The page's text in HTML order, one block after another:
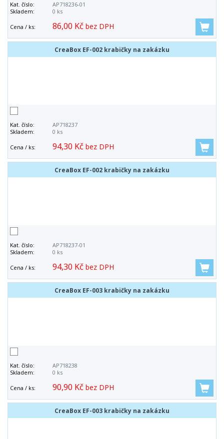
Kat. číslo:
AP718236-01
Skladem:
0 ks
Cena / ks: 86,00 Kč bez DPH
CreaBox EF-002 krabičky na zakázku
Kat. číslo:
AP718237
Skladem:
0 ks
Cena / ks: 94,30 Kč bez DPH
CreaBox EF-002 krabičky na zakázku
Kat. číslo:
AP718237-01
Skladem:
0 ks
Cena / ks: 94,30 Kč bez DPH
CreaBox EF-003 krabičky na zakázku
Kat. číslo:
AP718238
Skladem:
0 ks
Cena / ks: 90,90 Kč bez DPH
CreaBox EF-003 krabičky na zakázku